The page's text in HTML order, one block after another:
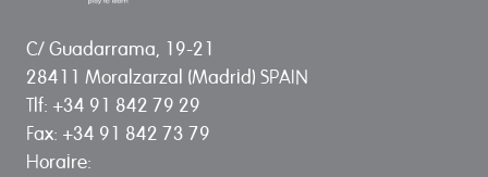
C/ Guadarrama, 19-21
28411 Moralzarzal (Madrid) SPAIN
Tlf: +34 91 842 79 29
Fax: +34 91 842 73 79
Horaire: